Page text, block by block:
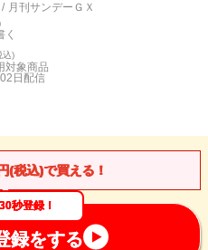
/ 月刊サンデーＧＸ
く
込)
対象商品
日 配信
(税込)で買える！
秒登録！
録をする